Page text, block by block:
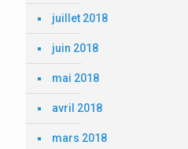
juillet 2018
juin 2018
mai 2018
avril 2018
mars 2018